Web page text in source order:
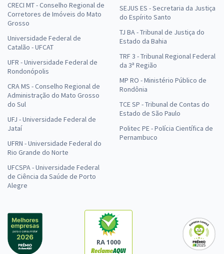
CRECI MT - Conselho Regional de
Corretores de Imóveis do Mato
Grosso
Universidade Federal de
Catalão - UFCAT
UFR - Universidade Federal de
Rondonópolis
CRA MS - Conselho Regional de
Administração do Mato Grosso
do Sul
UFJ - Universidade Federal de
Jataí
UFRN - Universidade Federal do
Rio Grande do Norte
UFCSPA - Universidade Federal
de Ciência da Saúde de Porto
Alegre
SEJUS ES - Secretaria da Justiça
do Espírito Santo
TJ BA - Tribunal de Justiça do
Estado da Bahia
TRF 3 - Tribunal Regional Federal
da 3ª Região
MP RO - Ministério Público de
Rondônia
TCE SP - Tribunal de Contas do
Estado de São Paulo
Politec PE - Polícia Científica de
Pernambuco
RA 1000